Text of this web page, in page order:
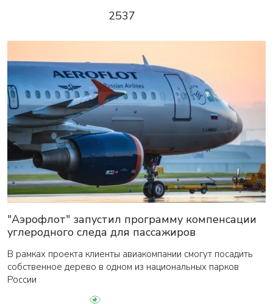
2537
"Аэрофлот" запустил программу компенсации
углеродного следа для пассажиров
В рамках проекта клиенты авиакомпании смогут посадить
собственное дерево в одном из национальных парков
России